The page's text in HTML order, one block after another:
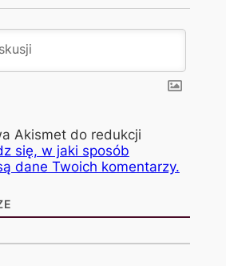
Akismet do redukcji
się, w jaki sposób
dane Twoich komentarzy.